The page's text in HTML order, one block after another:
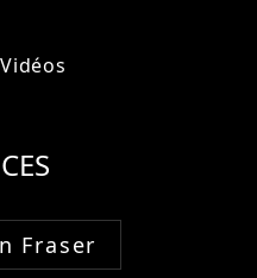
Vidéos
Fraser